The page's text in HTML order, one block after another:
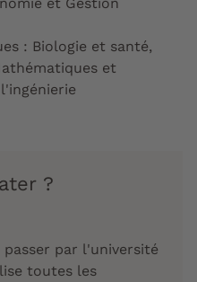
: Biologie et santé,
et
?
par l'université
toutes les